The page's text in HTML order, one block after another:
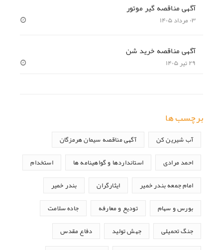
آگهی مناقصه گیر موتور
۰۳ مرداد ۱۴۰۵
آگهی مناقصه خرید شن
۲۹ تیر ۱۴۰۵
برچسب ها
آب شیرین کن آگهی مناقصه سیمان هرمزگان
احمد مرادی استانداردها و گواهینامه ها استخدام
امام جمعه بندر خمیر ایثارگران بندر خمیر
بورس و سهام تودیع و معارفه جاده سلامت
جنگ تحمیلی جهش تولید دفاع مقدس